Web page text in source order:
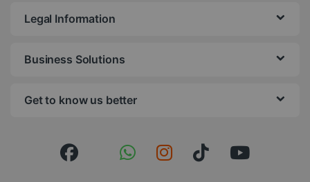
Legal Information
Business Solutions
Get to know us better